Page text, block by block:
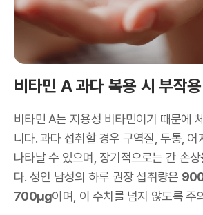
비타민 A 과다 복용 시 부작용
비타민 A는 지용성 비타민이기 때문에
니다. 과다 섭취할 경우 구역질, 두통, 어
나타날 수 있으며, 장기적으로는 간 손
다. 성인 남성의 하루 권장 섭취량은
700μg이며, 이 수치를 넘지 않도록 주